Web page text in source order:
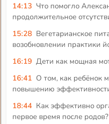
14:13 Что помогло
продолжительное
15:28 Вегетарианское
возобновлении практики
16:19 Дети как мощная
16:41 О том, как ребёнок
повышению
18:44 Как эффективно
первое время после родов?